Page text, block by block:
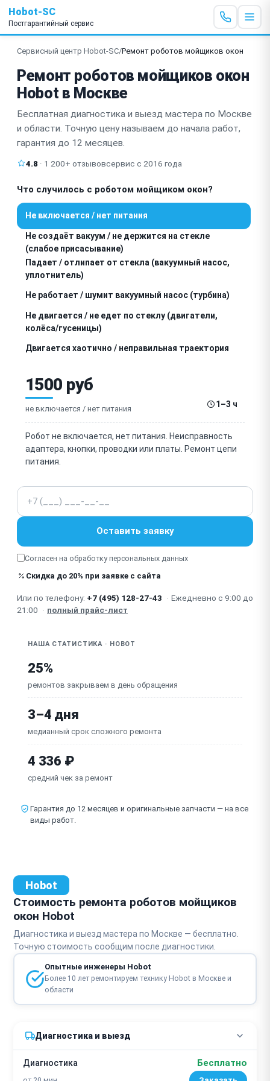
Hobot-SC
Постгарантийный сервис
Сервисный центр Hobot-SC/Ремонт роботов мойщиков окон
Ремонт роботов мойщиков окон
Hobot в Москве
Бесплатная диагностика и выезд мастера по Москве
и области. Точную цену называем до начала работ,
гарантия до 12 месяцев.
4.8 · 1 200+ отзывовсервис с 2016 года
Что случилось с роботом мойщиком окон?
Не включается / нет питания
Не создаёт вакуум / не держится на стекле
(слабое присасывание)
Падает / отлипает от стекла (вакуумный насос,
уплотнитель)
Не работает / шумит вакуумный насос (турбина)
Не двигается / не едет по стеклу (двигатели,
колёса/гусеницы)
Двигается хаотично / неправильная траектория
(датчики края)
Не распыляет / не подаёт моющую жидкость
(форсунки, насос)
Плохо моет / оставляет разводы (салфетки,
прижим)
Износ / загрязнение микрофибровых салфеток
(защита при отключении)
Не работают датчики препятствий / застревает
Зависает / сбой прошивки / не реагирует
Не работает пульт ДУ / приложение / кнопки
Износ / повреждение уплотнителя вакуумной
Повреждён страховочный трос / неисправна плата
1500 руб
не включается / нет питания 1–3 ч
Робот не включается, нет питания. Неисправность
адаптера, кнопки, проводки или платы. Ремонт цепи
питания.
Телефон
Оставить заявку
Согласен на обработку персональных данных
Скидка до 20% при заявке с сайта
Или по телефону: +7 (495) 128-27-43 · Ежедневно с 9:00 до
21:00 · полный прайс-лист
НАША СТАТИСТИКА · HOBOT
25%
ремонтов закрываем в день обращения
3–4 дня
медианный срок сложного ремонта
4 336 ₽
средний чек за ремонт
Гарантия до 12 месяцев и оригинальные запчасти — на все
виды работ.
Hobot
Стоимость ремонта роботов мойщиков
окон Hobot
Диагностика и выезд мастера по Москве — бесплатно.
Точную стоимость сообщим после диагностики.
Опытные инженеры Hobot
Более 10 лет ремонтируем технику Hobot в Москве и
области
Диагностика и выезд
Диагностика Бесплатно